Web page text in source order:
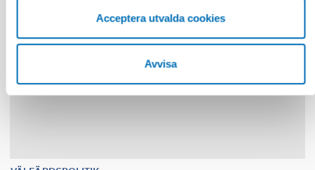
Acceptera utvalda cookies
Avvisa